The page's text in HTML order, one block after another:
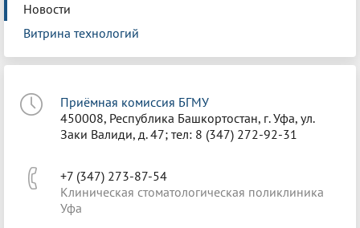
Новости
Витрина технологий
Приёмная комиссия БГМУ
450008, Республика Башкортостан, г. Уфа, ул.
Заки Валиди, д. 47; тел: 8 (347) 272-92-31
+7 (347) 273-87-54
Клиническая стоматологическая поликлиника
Уфа